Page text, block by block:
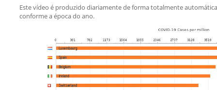
Este vídeo é produzido diariamente de forma totalmente
conforme a época do ano.